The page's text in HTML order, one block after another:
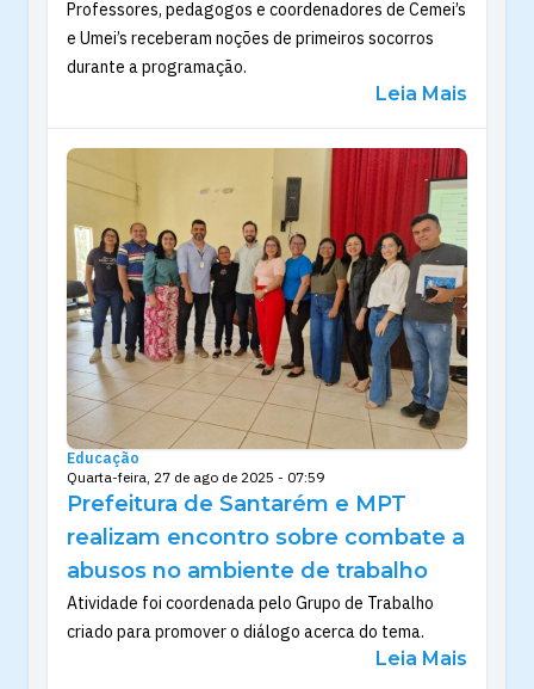
Professores, pedagogos e coordenadores de Cemei’s
e Umei’s receberam noções de primeiros socorros
durante a programação.
Leia Mais
Educação
Quarta-feira, 27 de ago de 2025 - 07:59
Prefeitura de Santarém e MPT
realizam encontro sobre combate a
abusos no ambiente de trabalho
Atividade foi coordenada pelo Grupo de Trabalho
criado para promover o diálogo acerca do tema.
Leia Mais